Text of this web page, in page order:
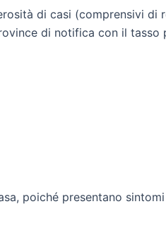
di casi (comprensivi
di notifica con il
poiché presentano